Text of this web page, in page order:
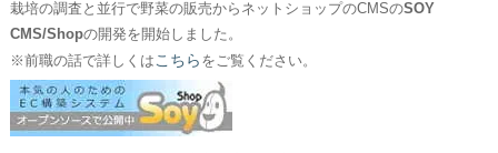
栽培の調査と並行で野菜の販売からネットショップのCMSのSOY
CMS/Shopの開発を開始しました。
※前職の話で詳しくはこちら をご覧ください。